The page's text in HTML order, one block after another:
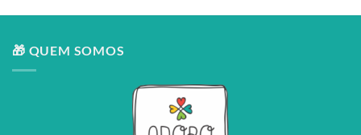
🎁 QUEM SOMOS